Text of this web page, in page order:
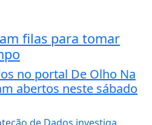
filas para tomar
no portal De Olho Na
abertos neste sábado